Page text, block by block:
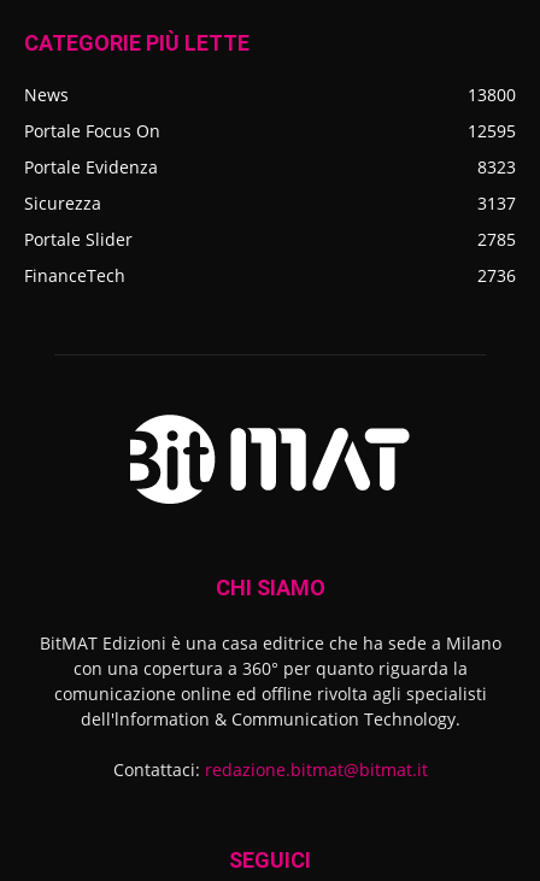
CATEGORIE PIÙ LETTE
News
13800
Portale Focus On
12595
Portale Evidenza
8323
Sicurezza
3137
Portale Slider
2785
FinanceTech
2736
CHI SIAMO
BitMAT Edizioni è una casa editrice che ha sede a Milano
con una copertura a 360° per quanto riguarda la
comunicazione online ed offline rivolta agli specialisti
dell'lnformation & Communication Technology.
Contattaci: redazione.bitmat@bitmat.it
SEGUICI